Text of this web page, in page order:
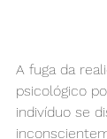
A fuga da
psicológico
indivíduo se